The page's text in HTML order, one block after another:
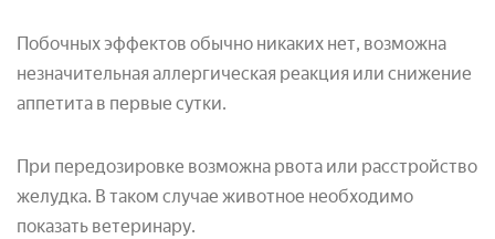
Побочных эффектов обычно никаких нет, возможна
незначительная аллергическая реакция или снижение
аппетита в первые сутки.
При передозировке возможна рвота или расстройство
желудка. В таком случае животное необходимо
показать ветеринару.